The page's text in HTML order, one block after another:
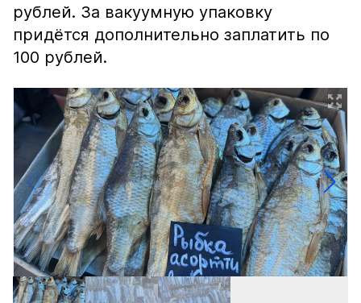
рублей. За вакуумную упаковку
придётся дополнительно заплатить по
100 рублей.